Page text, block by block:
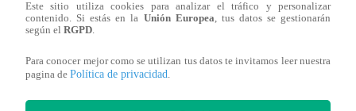
Redacción Latina
Este sitio utiliza cookies para analizar el tráfico y personalizar
contenido. Si estás en la Unión Europea, tus datos se gestionarán
según el RGPD.
Para conocer mejor como se utilizan tus datos te invitamos leer nuestra
pagina de Política de privacidad.